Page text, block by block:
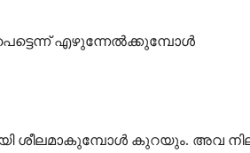
എഴുന്നേൽക്കുമ്പോൾ
ശീലമാകുമ്പോൾ കുറയും. അവ